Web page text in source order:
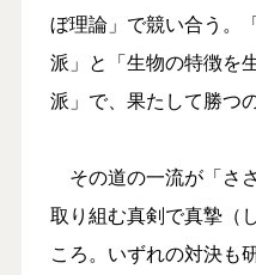
ぼ理論」で競い合う。
派」と「生物の特徴を
派」で、果たして勝つ
その道の一流が「さ
取り組む真剣で真摯（
ころ。いずれの対決も